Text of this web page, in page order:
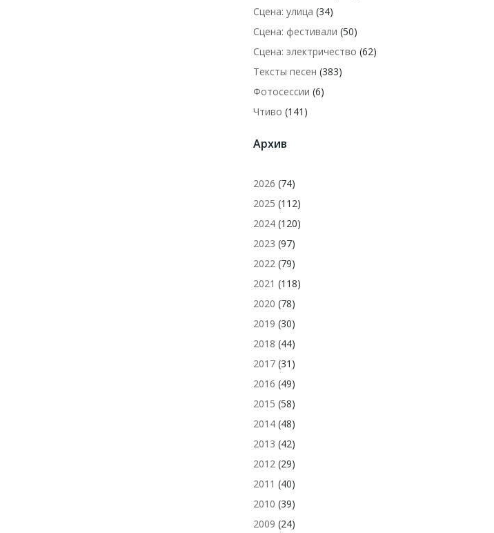
Сцена: улица (34)
Сцена: фестивали (50)
Сцена: электричество (62)
Тексты песен (383)
Фотосессии (6)
Чтиво (141)
Архив
2026 (74)
2025 (112)
2024 (120)
2023 (97)
2022 (79)
2021 (118)
2020 (78)
2019 (30)
2018 (44)
2017 (31)
2016 (49)
2015 (58)
2014 (48)
2013 (42)
2012 (29)
2011 (40)
2010 (39)
2009 (24)